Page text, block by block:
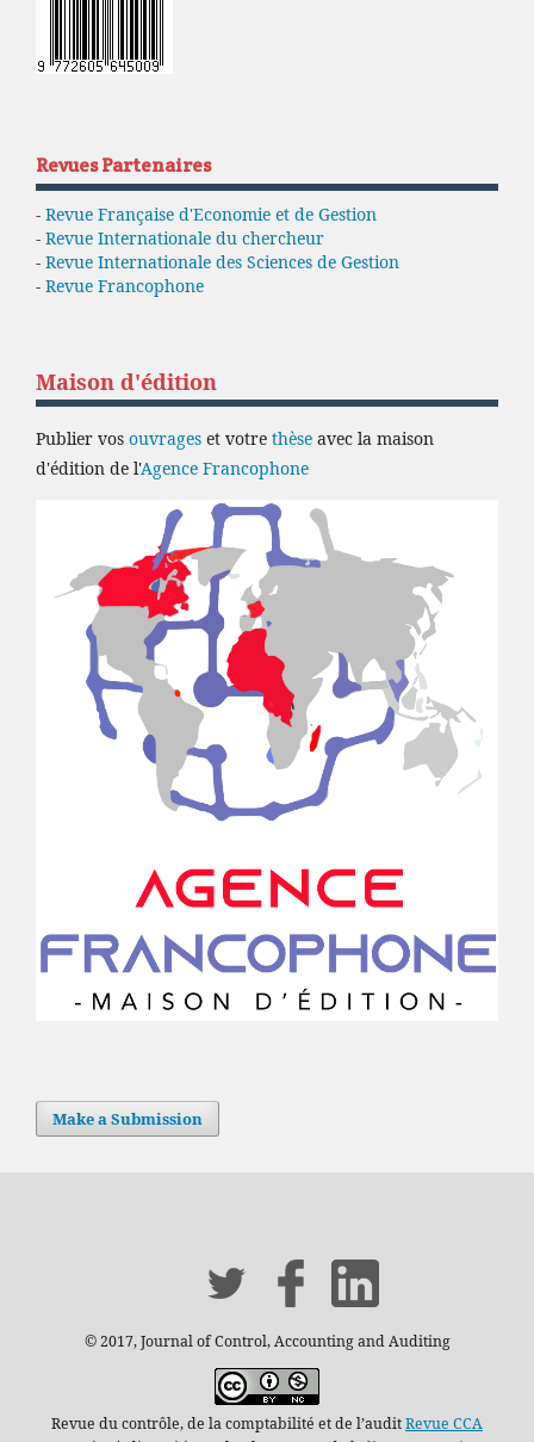
Revues Partenaires
- Revue Française d'Economie et de Gestion
- Revue Internationale du chercheur
- Revue Internationale des Sciences de Gestion
- Revue Francophone
Maison d'édition
Publier vos ouvrages et votre thèse avec la maison
d'édition de l'Agence Francophone
Make a Submission
© 2017, Journal of Control, Accounting and Auditing
Revue du contrôle, de la comptabilité et de l’auditRevue CCA